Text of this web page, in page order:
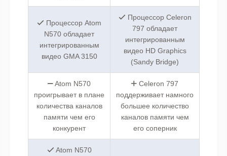
Процессор Atom
N570 обладает
интегрированным
видео GMA 3150
Процессор Celeron
797 обладает
интегрированным
видео HD Graphics
(Sandy Bridge)
Atom N570
проигрывает в плане
количества каналов
памяти чем его
конкурент
Celeron 797
поддерживает намного
большее количество
каналов памяти чем
его соперник
Atom N570